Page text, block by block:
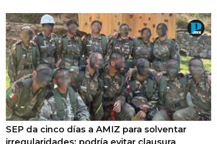
SEP da cinco días a AMIZ para solventar